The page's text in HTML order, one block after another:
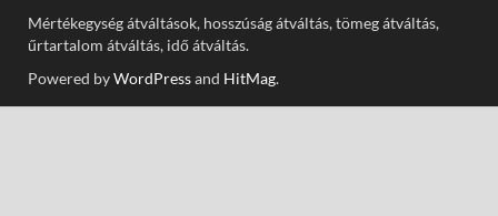
Mértékegység átváltások, hosszúság átváltás, tömeg átváltás,
űrtartalom átváltás, idő átváltás.
Powered byWordPressand HitMag.